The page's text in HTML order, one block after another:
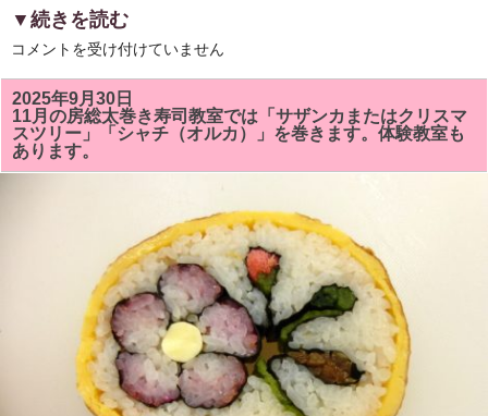
▼続きを読む
2025
11
月
9
日
（日)
の
「市
コメントを受け付けていません
2025年9月30日
11月の房総太巻き寿司教室では「サザンカまたはクリスマ
スツリー」「シャチ（オルカ）」を巻きます。体験教室も
あります。